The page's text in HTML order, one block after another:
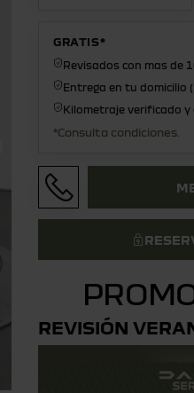
GRATIS*
Revisados con mas de
Entrega en tu domicilio
Kilometraje verificado
*Consulta condiciones.
REVISIÓN